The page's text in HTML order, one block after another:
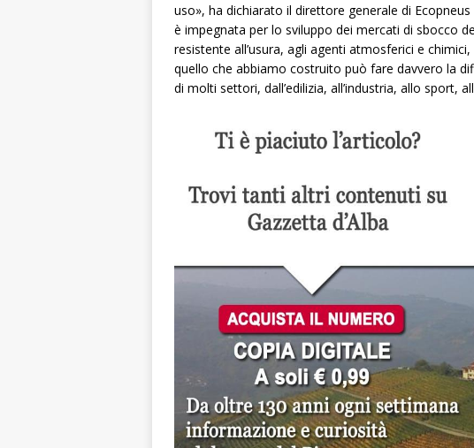
uso», ha dichiarato il direttore generale di
è impegnata per lo sviluppo dei mercati di sbocco
resistente all’usura, agli agenti atmosferici e
quello che abbiamo costruito può fare davvero la
di molti settori, dall’edilizia, all’industria, allo sport,